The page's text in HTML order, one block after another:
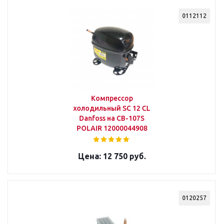
0112112
Компрессор
холодильный SC 12 CL
Danfoss на CB-107S
POLAIR 12000044908
12 750 руб.
0120257